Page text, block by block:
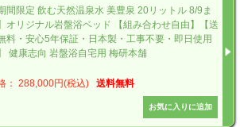
期間限定 飲む天然温泉水 美豊泉 20リットル 8/9ま
オリジナル岩盤浴ベッド 【組み合わせ自由】【送
料・安心5年保証・日本製・工事不要・即日使用
健康志向 岩盤浴自宅用 梅研本舗
： 288,000円(税込) 送料無料